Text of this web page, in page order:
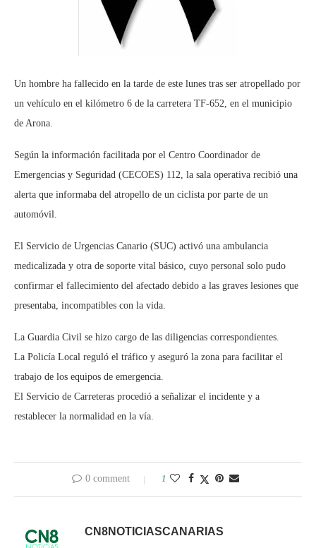
Un hombre ha fallecido en la tarde de este lunes tras ser atropellado por
un vehículo en el kilómetro 6 de la carretera TF-652, en el municipio
de Arona.
Según la información facilitada por el Centro Coordinador de
Emergencias y Seguridad (CECOES) 112, la sala operativa recibió una
alerta que informaba del atropello de un ciclista por parte de un
automóvil.
El Servicio de Urgencias Canario (SUC) activó una ambulancia
medicalizada y otra de soporte vital básico, cuyo personal solo pudo
confirmar el fallecimiento del afectado debido a las graves lesiones que
presentaba, incompatibles con la vida.
La Guardia Civil se hizo cargo de las diligencias correspondientes.
La Policía Local reguló el tráfico y aseguró la zona para facilitar el
trabajo de los equipos de emergencia.
El Servicio de Carreteras procedió a señalizar el incidente y a
restablecer la normalidad en la vía.
0 comment 1
CN8NOTICIASCANARIAS